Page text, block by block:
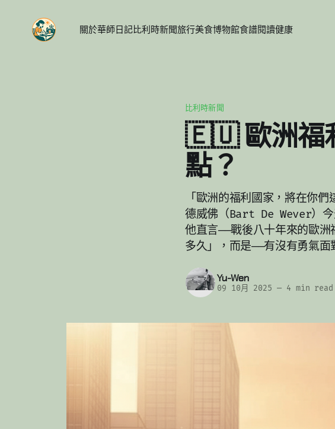
關於華師日記比利時新聞旅行美食博物館食譜閱讀健康
比利時新聞
🇪🇺 歐洲福
點？
「歐洲的福利國家，將在你
德威佛（Bart De Wever）
他直言——戰後八十年來的歐
多久」，而是——有沒有勇氣面
Yu-Wen
09 10月 2025 —4 min read